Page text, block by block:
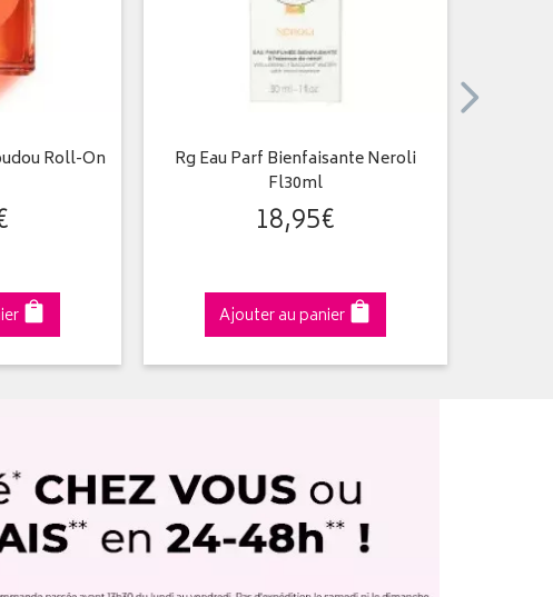
Roll-On
Rg Eau Parf Bienfaisante Neroli
Fl30ml
18,95€
Ajouter au panier